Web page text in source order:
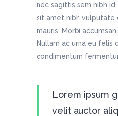
nec sagittis sem nibh id
sit amet nibh vulputate
mauris. Morbi
Nullam ac urna eu felis
condimentum
Lorem ipsum
velit auctor